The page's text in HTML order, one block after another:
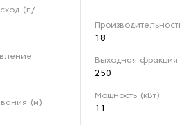
(л/
(м)
Производительность
18
Выходная фракция
250
Мощность (кВт)
11